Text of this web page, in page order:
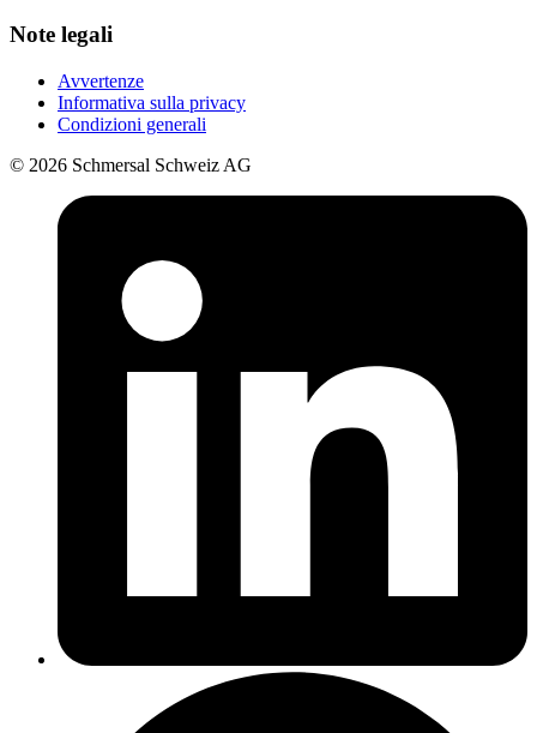
Note legali
Avvertenze
Informativa sulla privacy
Condizioni generali
© 2026 Schmersal Schweiz AG